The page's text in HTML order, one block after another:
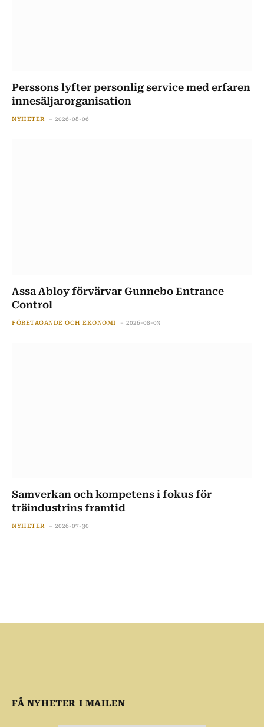
Perssons lyfter personlig service med erfaren
innesäljarorganisation
NYHETER 2026-08-06
Assa Abloy förvärvar Gunnebo Entrance
Control
FÖRETAGANDE OCH EKONOMI 2026-08-03
Samverkan och kompetens i fokus för
träindustrins framtid
NYHETER 2026-07-30
FÅ NYHETER I MAILEN